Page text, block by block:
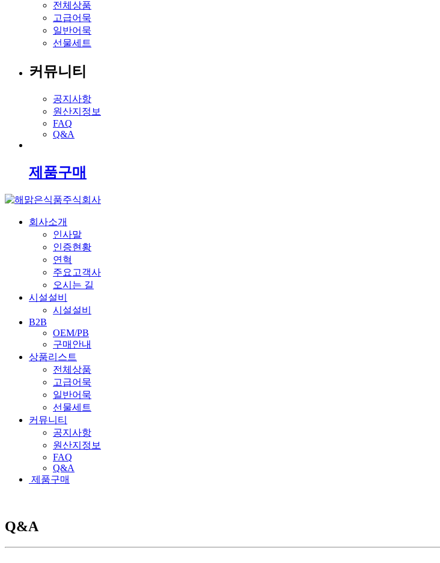
전체상품
고급어묵
일반어묵
선물세트
커뮤니티
공지사항
원산지정보
FAQ
Q&A
제품구매
회사소개
인사말
인증현황
연혁
주요고객사
오시는 길
시설설비
시설설비
B2B
OEM/PB
구매안내
상품리스트
전체상품
고급어묵
일반어묵
선물세트
커뮤니티
공지사항
원산지정보
FAQ
Q&A
제품구매
Q&A